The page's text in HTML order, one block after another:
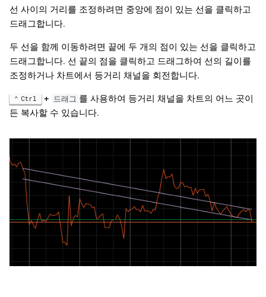
선 사이의 거리를 조정하려면 중앙에 점이 있는 선을 클릭하고
드래그합니다.
두 선을 함께 이동하려면 끝에 두 개의 점이 있는 선을 클릭하고
드래그합니다. 선 끝의 점을 클릭하고 드래그하여 선의 길이를
조정하거나 차트에서 등거리 채널을 회전합니다.
Ctrl + 드래그 를 사용하여 등거리 채널을 차트의 어느 곳이
든 복사할 수 있습니다.